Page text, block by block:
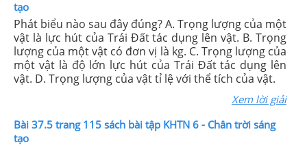
tạo
Phát biểu nào sau đây đúng? A. Trọng lượng của một
vật là lực hút của Trái Đất tác dụng lên vật. B. Trọng
lượng của một vật có đơn vị là kg. C. Trọng lượng của
một vật là độ lớn lực hút của Trái Đất tác dụng lên
vật. D. Trọng lượng của vật tỉ lệ với thể tích của vật.
Xem lời giải
Bài 37.5 trang 115 sách bài tập KHTN 6 - Chân trời sáng
tạo